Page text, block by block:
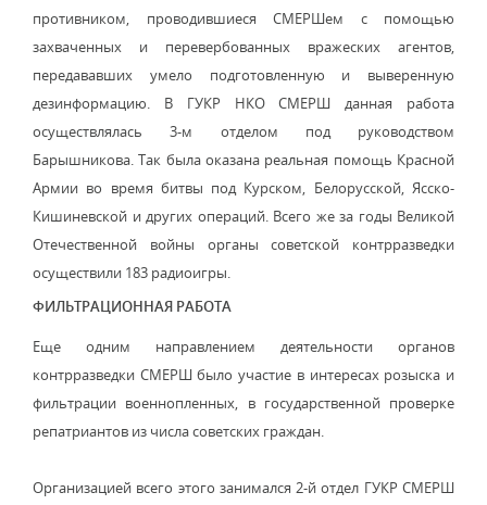
противником, проводившиеся СМЕРШем с помощью
захваченных и перевербованных вражеских агентов,
передававших умело подготовленную и выверенную
дезинформацию. В ГУКР НКО СМЕРШ данная работа
осуществлялась 3-м отделом под руководством
Барышникова. Так была оказана реальная помощь Красной
Армии во время битвы под Курском, Белорусской, Ясско-
Кишиневской и других операций. Всего же за годы Великой
Отечественной войны органы советской контрразведки
осуществили 183 радиоигры.
ФИЛЬТРАЦИОННАЯ РАБОТА
Еще одним направлением деятельности органов
контрразведки СМЕРШ было участие в интересах розыска и
фильтрации военнопленных, в государственной проверке
репатриантов из числа советских граждан.
Организацией всего этого занимался 2-й отдел ГУКР СМЕРШ